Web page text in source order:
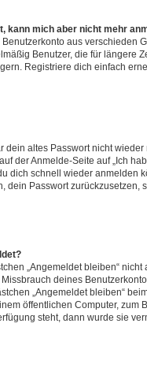
kann mich aber nicht mehr
aus verschieden
Benutzer, die für längere
Registriere dich einfach
dein altes Passwort nicht
der Anmelde-Seite auf „Ich
dich schnell wieder anmelden
dein Passwort zurückzusetzen,
„Angemeldet bleiben“
deines
„Angemeldet bleiben“
öffentlichen Computer, zum
steht, dann wurde sie